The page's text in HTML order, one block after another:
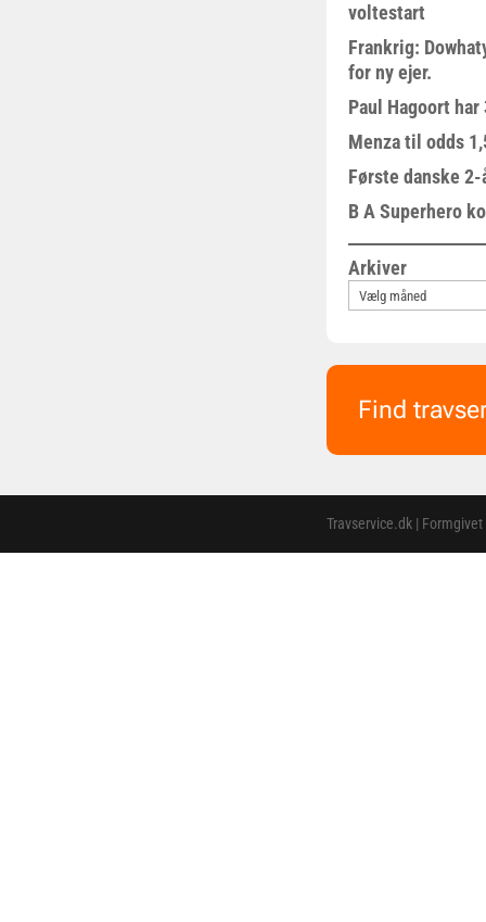
voltestart
Frankrig:
for ny ejer.
Paul Hagoort
Menza til odds
Første danske
B A Superhero
Arkiver
Find
Travservice.dk |